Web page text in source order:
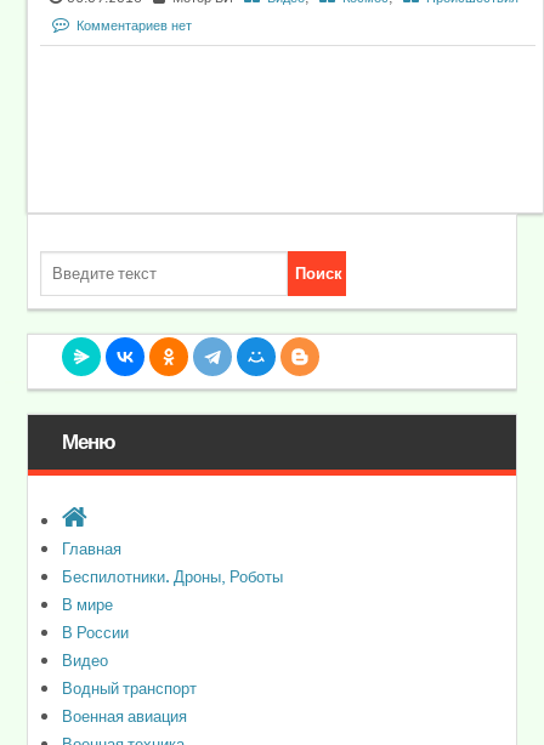
Комментариев нет
Меню
Главная
Беспилотники. Дроны, Роботы
В мире
В России
Видео
Водный транспорт
Военная авиация